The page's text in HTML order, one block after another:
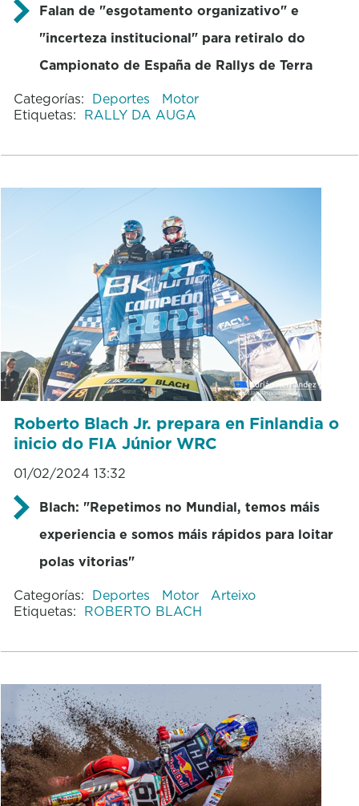
Falan de "esgotamento organizativo" e
"incerteza institucional" para retiralo do
Campionato de España de Rallys de Terra
Categorías: Deportes
Motor
Etiquetas: RALLY DA AUGA
Roberto Blach Jr. prepara en Finlandia o
inicio do FIA Júnior WRC
01/02/2024 13:32
Blach: "Repetimos no Mundial, temos máis
experiencia e somos máis rápidos para loitar
polas vitorias"
Categorías: Deportes Motor
Arteixo
Etiquetas: ROBERTO BLACH